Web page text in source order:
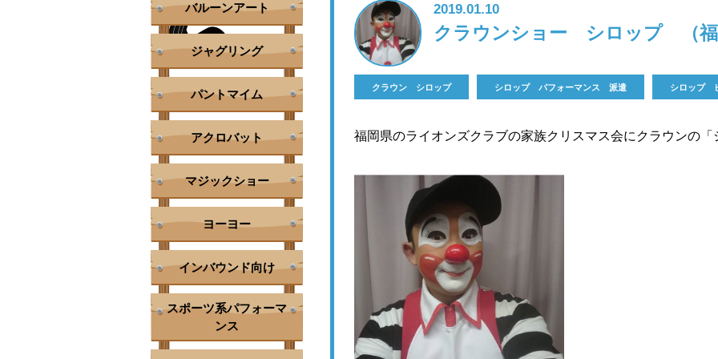
2019.01.10
クラウンショー シロップ （
クラウン シロップ シロップ パフォーマンス 派遣 シロップ
福岡県のライオンズクラブの家族クリスマス会にクラウンの
バルーンアート
ジャグリング
パントマイム
アクロバット
マジックショー
ヨーヨー
インバウンド向け
スポーツ系パフォーマ
ンス